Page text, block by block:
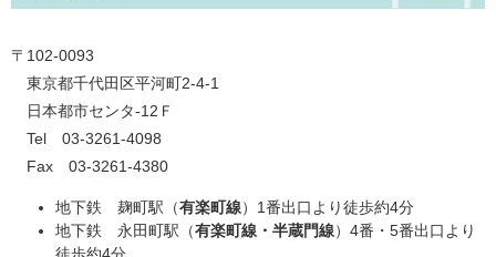
〒102-0093
東京都千代田区平河町2-4-1
日本都市センタ-12Ｆ
Tel 03-3261-4098
Fax 03-3261-4380
地下鉄 麹町駅（有楽町線）1番出口より徒歩約4分
地下鉄 永田町駅（有楽町線・半蔵門線）4番・5番出口より